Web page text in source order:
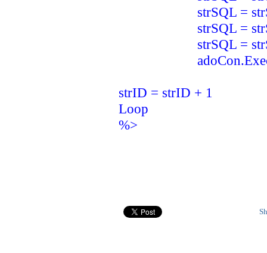
strSQL = strSQL
strSQL = strSQL
strSQL =
strID = strID + 1
Loop
%>